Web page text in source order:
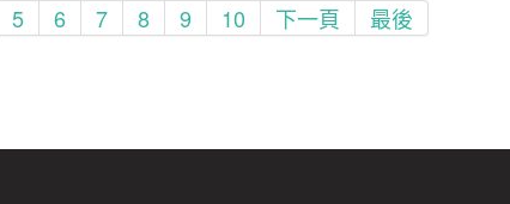
5 6 7 8 9 10 下一頁 最後